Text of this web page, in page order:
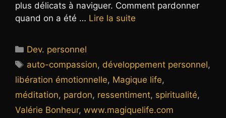
plus délicats à naviguer. Comment pardonner
quand on a été … Lire la suite
Catégories
Dev. personnel
Étiquettes
auto-compassion, développement personnel,
libération émotionnelle, Magique life,
méditation, pardon, ressentiment, spiritualité,
Valérie Bonheur, www.magiquelife.com